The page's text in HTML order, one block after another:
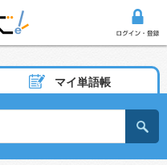
マイ単語帳